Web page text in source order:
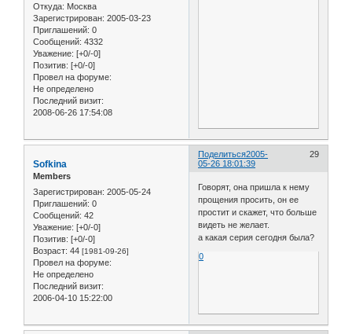
Откуда: Москва
Зарегистрирован: 2005-03-23
Приглашений: 0
Сообщений: 4332
Уважение: [+0/-0]
Позитив: [+0/-0]
Провел на форуме:
Не определено
Последний визит:
2008-06-26 17:54:08
Поделиться 29
2005-
05-26 18:01:39
Sofkina
Members
Зарегистрирован: 2005-05-24
Приглашений: 0
Сообщений: 42
Уважение: [+0/-0]
Позитив: [+0/-0]
Возраст: 44 [1981-09-26]
Провел на форуме:
Не определено
Последний визит:
2006-04-10 15:22:00
Говорят, она пришла к нему
прощения просить, он ее
простит и скажет, что больше
видеть не желает.
а какая серия сегодня была?
0